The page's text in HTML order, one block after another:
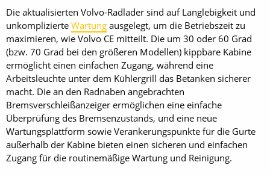
Die aktualisierten Volvo-Radlader sind auf Langlebigkeit und
unkomplizierte Wartung ausgelegt, um die Betriebszeit zu
maximieren, wie Volvo CE mitteilt. Die um 30 oder 60 Grad
(bzw. 70 Grad bei den größeren Modellen) kippbare Kabine
ermöglicht einen einfachen Zugang, während eine
Arbeitsleuchte unter dem Kühlergrill das Betanken sicherer
macht. Die an den Radnaben angebrachten
Bremsverschleißanzeiger ermöglichen eine einfache
Überprüfung des Bremsenzustands, und eine neue
Wartungsplattform sowie Verankerungspunkte für die Gurte
außerhalb der Kabine bieten einen sicheren und einfachen
Zugang für die routinemäßige Wartung und Reinigung.